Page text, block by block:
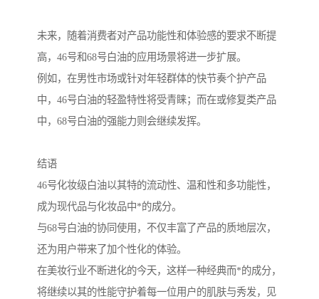
未来，随着消费者对产品功能性和体验感的要求不断提
高，46号和68号白油的应用场景将进一步扩展。
例如，在男性市场或针对年轻群体的快节奏个护产品
中，46号白油的轻盈特性将受青睐；而在或修复类产品
中，68号白油的强能力则会继续发挥。
结语
46号化妆级白油以其特的流动性、温和性和多功能性，
成为现代品与化妆品中*的成分。
与68号白油的协同使用，不仅丰富了产品的质地层次，
还为用户带来了加个性化的体验。
在美妆行业不断进化的今天，这样一种经典而*的成分，
将继续以其的性能守护着每一位用户的肌肤与秀发，见